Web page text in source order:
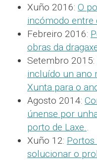
Xuño 2016: O
incómodo entre
Febreiro 2016:
obras da
Setembro 2015:
incluído un ano
Xunta para o
Agosto 2014:
únense por
porto de Laxe..
Xuño 12:
solucionar o